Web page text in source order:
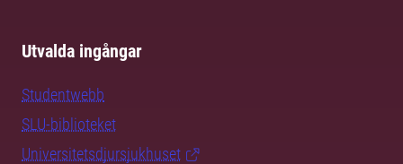
Utvalda ingångar
Studentwebb
SLU-biblioteket
Universitetsdjursjukhuset